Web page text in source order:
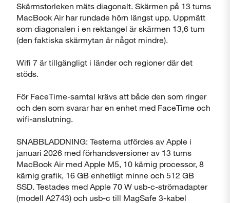
Skärmstorleken mäts diagonalt. Skärmen på 13 tums
MacBook Air har rundade hörn längst upp. Uppmätt
som diagonalen i en rektangel är skärmen 13,6 tum
(den faktiska skärmytan är något mindre).
Wifi 7 är tillgängligt i länder och regioner där det
stöds.
För FaceTime-samtal krävs att både den som ringer
och den som svarar har en enhet med FaceTime och
wifi-anslutning.
SNABBLADDNING: Testerna utfördes av Apple i
januari 2026 med förhandsversioner av 13 tums
MacBook Air med Apple M5, 10 kärnig processor, 8
kärnig grafik, 16 GB enhetligt minne och 512 GB
SSD. Testades med Apple 70 W usb-c-strömadapter
(modell A2743) och usb-c till MagSafe 3-kabel